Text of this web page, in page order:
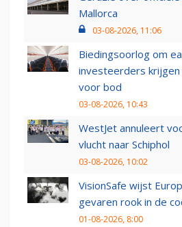
Mallorca
03-08-2026, 11:06
Biedingsoorlog om
investeerders
voor bod
03-08-2026, 10:43
WestJet annuleert
vlucht naar Schiphol
03-08-2026, 10:02
VisionSafe wijst
gevaren rook in de
01-08-2026, 8:00